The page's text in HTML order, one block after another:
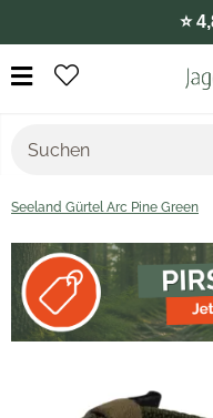
⭐️
Seeland Gürtel Arc Pine Green